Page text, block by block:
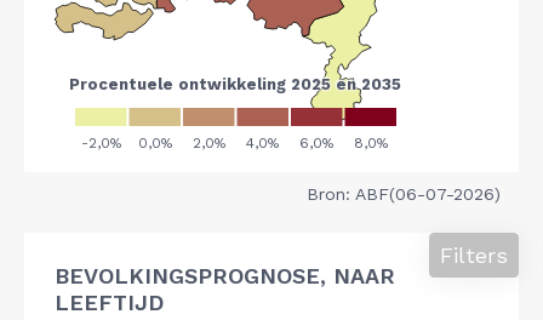
Bron: ABF(06-07-2026)
BEVOLKINGSPROGNOSE, NAAR
LEEFTIJD
Filters